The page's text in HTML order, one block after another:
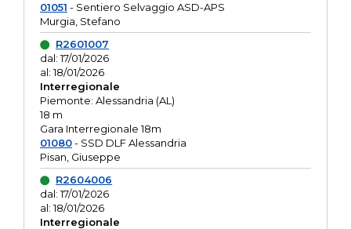
01051 - Sentiero Selvaggio ASD-APS
Murgia, Stefano
R2601007
dal: 17/01/2026
al: 18/01/2026
Interregionale
Piemonte: Alessandria (AL)
18 m
Gara Interregionale 18m
01080- SSD DLF Alessandria
Pisan, Giuseppe
R2604006
dal: 17/01/2026
al: 18/01/2026
Interregionale